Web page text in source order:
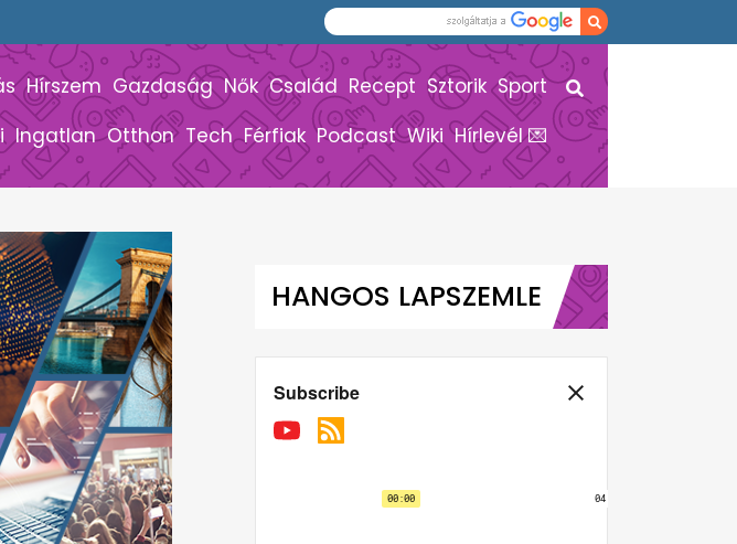
Hírszem Gazdaság Nők Család Recept Sztorik Sport
Ingatlan Otthon Tech Férfiak Podcast Wiki Hírlevél 💌
HANGOS LAPSZEMLE